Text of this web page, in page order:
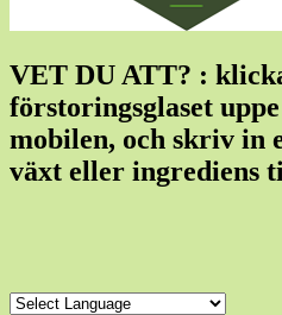
VET DU ATT? :
förstoringsglaset
mobilen, och skriv in
växt eller ingrediens